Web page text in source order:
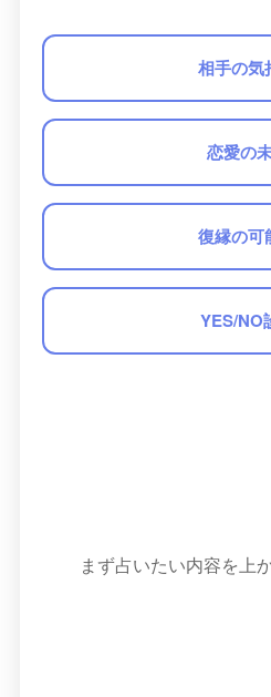
相手の気
恋愛の
復縁の可
YES/NO
まず占いたい内容を上